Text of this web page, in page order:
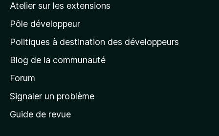
p
a
g
d
a
c
Atelier sur les extensions
Pôle développeur
Politiques à destination des développeurs
Blog de la communauté
Forum
Signaler un problème
Guide de revue